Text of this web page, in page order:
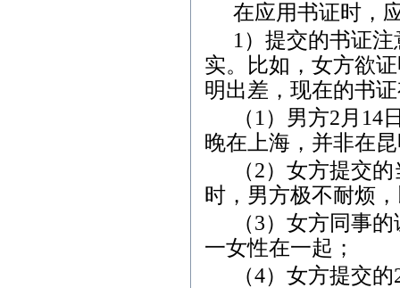
在应用书证时，
1 ）提交的书证
实。比如，女方欲
明出差，现在的书
（1 ）男方2 月 14
晚在上海，并非在
（2）女方提交
时，男方极不耐烦
（3）女方同事
一女性在一起；
（4）女方提交的